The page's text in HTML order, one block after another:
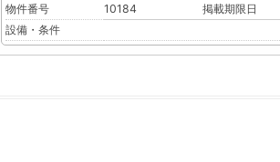
物件番号
10184 掲載期限日
設備・条件